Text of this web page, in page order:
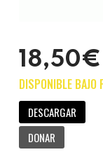
18,50€
DESCARGAR
DONAR